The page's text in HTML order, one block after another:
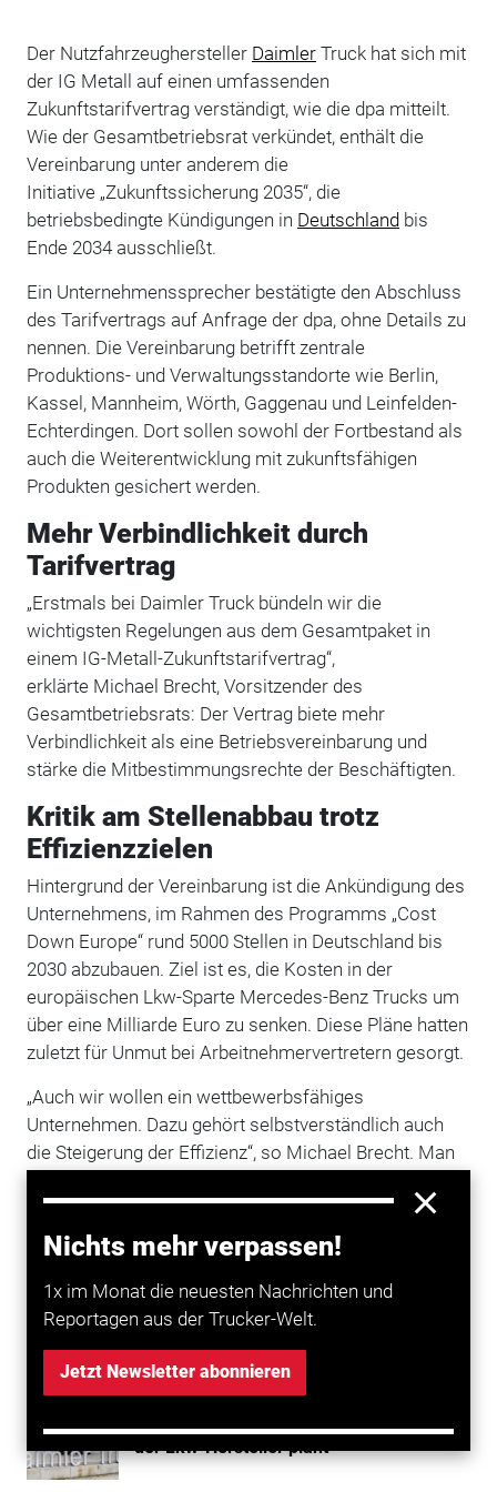
Nichts mehr verpassen!
1x im Monat die neuesten Nachrichten und
Reportagen aus der Trucker-Welt.
Jetzt Newsletter abonnieren
Der Nutzfahrzeughersteller DaimlerTruck hat sich mit
der IG Metall auf einen umfassenden
Zukunftstarifvertrag verständigt, wie die dpa mitteilt.
Wie der Gesamtbetriebsrat verkündet, enthält die
Vereinbarung unter anderem die
Initiative „Zukunftssicherung 2035“, die
betriebsbedingte Kündigungen in Deutschland bis
Ende 2034 ausschließt.
Ein Unternehmenssprecher bestätigte den Abschluss
des Tarifvertrags auf Anfrage der dpa, ohne Details zu
nennen. Die Vereinbarung betrifft zentrale
Produktions- und Verwaltungsstandorte wie Berlin,
Kassel, Mannheim, Wörth, Gaggenau und Leinfelden-
Echterdingen. Dort sollen sowohl der Fortbestand als
auch die Weiterentwicklung mit zukunftsfähigen
Produkten gesichert werden.
Mehr Verbindlichkeit durch
Tarifvertrag
„Erstmals bei Daimler Truck bündeln wir die
wichtigsten Regelungen aus dem Gesamtpaket in
einem IG-Metall-Zukunftstarifvertrag“,
erklärte Michael Brecht, Vorsitzender des
Gesamtbetriebsrats: Der Vertrag biete mehr
Verbindlichkeit als eine Betriebsvereinbarung und
stärke die Mitbestimmungsrechte der Beschäftigten.
Kritik am Stellenabbau trotz
Effizienzzielen
Hintergrund der Vereinbarung ist die Ankündigung des
Unternehmens, im Rahmen des Programms „Cost
Down Europe“ rund 5000 Stellen in Deutschland bis
2030 abzubauen. Ziel ist es, die Kosten in der
europäischen Lkw-Sparte Mercedes-Benz Trucks um
über eine Milliarde Euro zu senken. Diese Pläne hatten
zuletzt für Unmut bei Arbeitnehmervertretern gesorgt.
„Auch wir wollen ein wettbewerbsfähiges
Unternehmen. Dazu gehört selbstverständlich auch
die Steigerung der Effizienz“, so Michael Brecht. Man
verständigt – nicht auf einen pauschalen
Stellenabbau. „Sparen allein ist keine Strategie“,
betonte der Gesamtbetriebsratschef .
Transport
Sparprogramm bei Daimler Truck: Was
der Lkw-Hersteller plant